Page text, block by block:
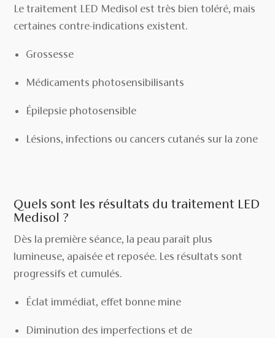
Le traitement LED Medisol est très bien toléré, mais
certaines contre-indications existent.
Grossesse
Médicaments photosensibilisants
Épilepsie photosensible
Lésions, infections ou cancers cutanés sur la zone
Quels sont les résultats du traitement LED
Medisol ?
Dès la première séance, la peau paraît plus
lumineuse, apaisée et reposée. Les résultats sont
progressifs et cumulés.
Éclat immédiat, effet bonne mine
Diminution des imperfections et de